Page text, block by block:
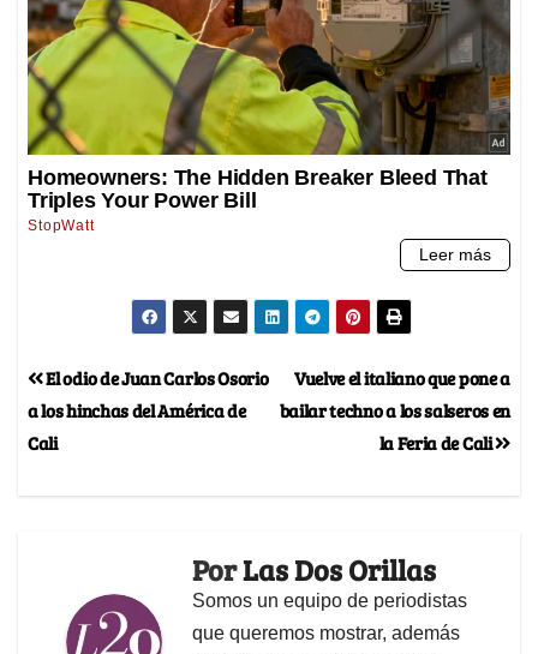
Vuelve el italiano que pone a
bailar techno a los salseros en
la Feria de Cali
El odio de Juan Carlos Osorio
a los hinchas del América de
Cali
PorLas Dos Orillas
Somos un equipo de periodistas
que queremos mostrar, además